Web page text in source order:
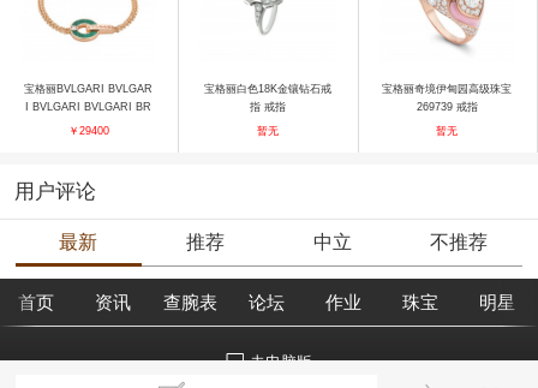
宝格丽BVLGARI BVLGAR
I BVLGARI BVLGARI BR
858958 手镯
￥29400
宝格丽白色18K金镶钻石戒
指 戒指
暂无
宝格丽奇境伊甸园高级珠宝
269739 戒指
暂无
用户评论
最新 推荐 中立 不推荐
首页 资讯 查腕表 论坛 作业 珠宝 明星
去电脑版